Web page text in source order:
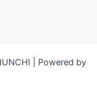
| Powered by